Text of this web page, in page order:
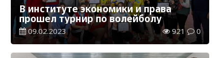
В институте экономики и права
прошел турнир по волейболу
09.02.2023 921 0